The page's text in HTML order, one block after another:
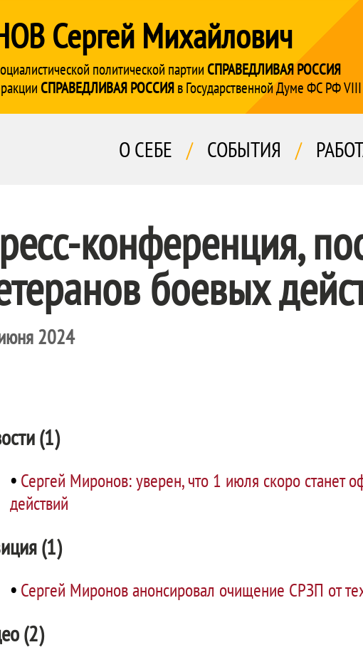
Сергей Михайлович
политической партии СПРАВЕДЛИВАЯ РОССИЯ
СПРАВЕДЛИВАЯ РОССИЯв Государственной Думе ФС РФ
О СЕБЕ / СОБЫТИЯ /
конференция,
боевых
2024
(1)
• Сергей Миронов: уверен, что 1 июля скоро станет
действий
(1)
• Сергей Миронов анонсировал очищение СРЗП от
(2)